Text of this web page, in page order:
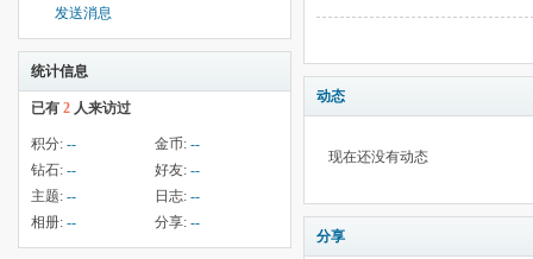
发送消息
统计信息
已有 2 人来访过
积分: -- 金币: --
钻石: -- 好友: --
主题: -- 日志: --
相册: -- 分享: --
动态
现在还没有动态
分享